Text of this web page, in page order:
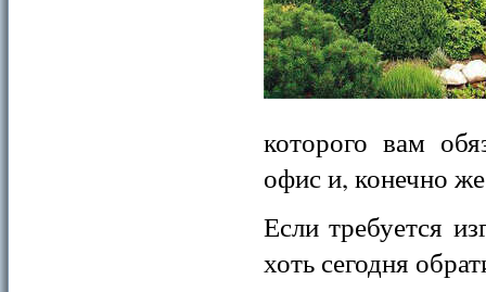
которого вам
офис и, конечно
Если требуется
хоть сегодня